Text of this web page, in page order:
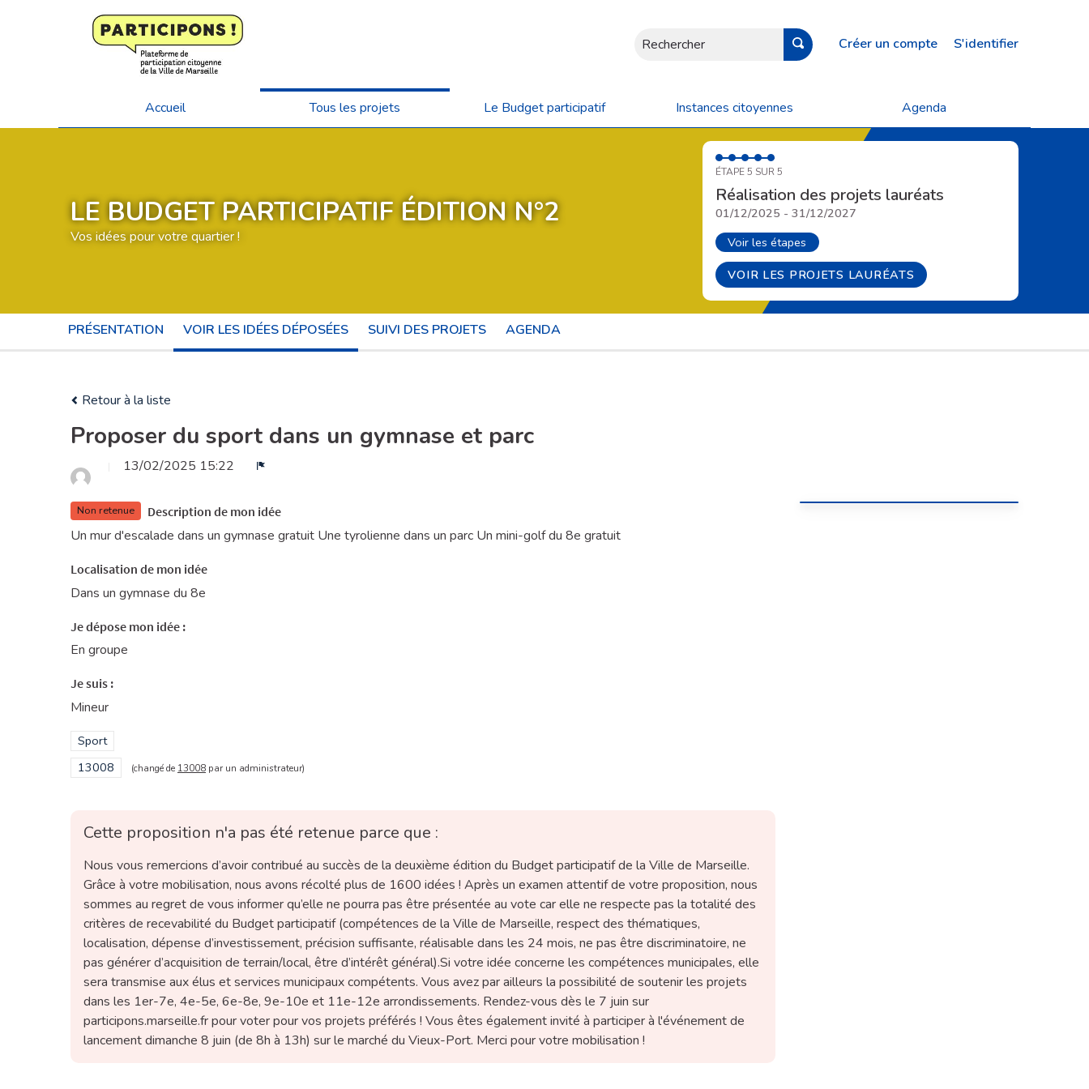
Rechercher Créer un compte S'identifier
Accueil Tous les projets Le Budget participatif Instances citoyennes Agenda
LE BUDGET PARTICIPATIF ÉDITION N°2
Vos idées pour votre quartier !
ÉTAPE 5 SUR 5
Réalisation des projets lauréats
01/12/2025 - 31/12/2027
Voir les étapes
VOIR LES PROJETS LAURÉATS
PRÉSENTATION VOIR LES IDÉES DÉPOSÉES SUIVI DES PROJETS AGENDA
Retour à la liste
Proposer du sport dans un gymnase et parc
13/02/2025 15:22
Non retenue Description de mon idée
Un mur d'escalade dans un gymnase gratuit Une tyrolienne dans un parc Un mini-golf du 8e gratuit
Localisation de mon idée
Dans un gymnase du 8e
Je dépose mon idée :
En groupe
Je suis :
Mineur
Filtrer les résultats de la catégorie : Sport
Sport
Filtrer les résultats pour le secteur : 13008
13008 (changé de 13008 par un administrateur)
Cette proposition n'a pas été retenue parce que :
Nous vous remercions d’avoir contribué au succès de la deuxième édition du Budget participatif de la Ville de Marseille.
Grâce à votre mobilisation, nous avons récolté plus de 1600 idées ! Après un examen attentif de votre proposition, nous
sommes au regret de vous informer qu’elle ne pourra pas être présentée au vote car elle ne respecte pas la totalité des
critères de recevabilité du Budget participatif (compétences de la Ville de Marseille, respect des thématiques,
localisation, dépense d’investissement, précision suffisante, réalisable dans les 24 mois, ne pas être discriminatoire, ne
pas générer d’acquisition de terrain/local, être d’intérêt général).Si votre idée concerne les compétences municipales, elle
sera transmise aux élus et services municipaux compétents. Vous avez par ailleurs la possibilité de soutenir les projets
dans les 1er-7e, 4e-5e, 6e-8e, 9e-10e et 11e-12e arrondissements. Rendez-vous dès le 7 juin sur
participons.marseille.fr pour voter pour vos projets préférés ! Vous êtes également invité à participer à l'événement de
lancement dimanche 8 juin (de 8h à 13h) sur le marché du Vieux-Port. Merci pour votre mobilisation !